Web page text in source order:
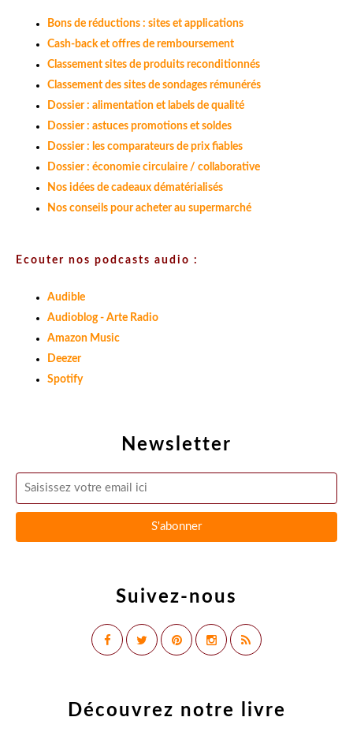
Newsletter
Suivez-nous
Bons de réductions : sites et applications
Cash-back et offres de remboursement
Classement sites de produits reconditionnés
Classement des sites de sondages rémunérés
Dossier : alimentation et labels de qualité
Dossier : astuces promotions et soldes
Dossier : les comparateurs de prix fiables
Dossier : économie circulaire / collaborative
Nos idées de cadeaux dématérialisés
Nos conseils pour acheter au supermarché
Ecouter nos podcasts audio :
Audible
Audioblog - Arte Radio
Amazon Music
Deezer
Spotify
Découvrez notre livre